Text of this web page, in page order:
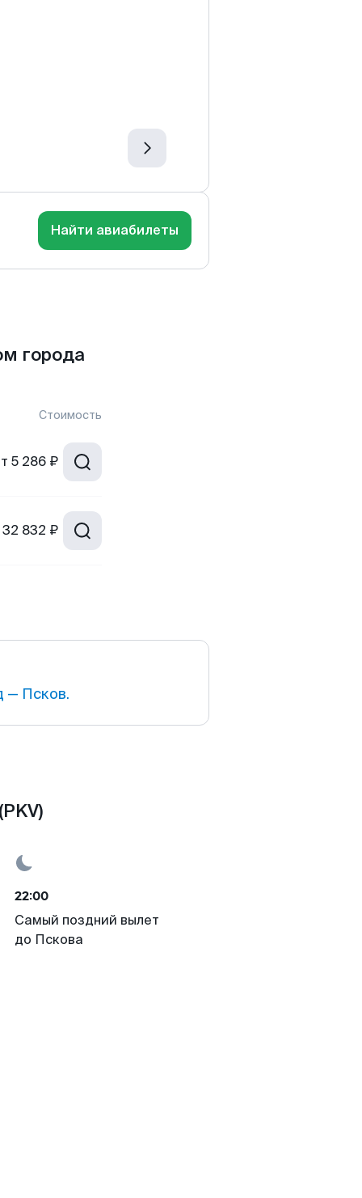
Найти авиабилеты
города
Стоимость
5 286 ₽
32 832 ₽
— Псков.
22:00
Самый поздний вылет
до Пскова